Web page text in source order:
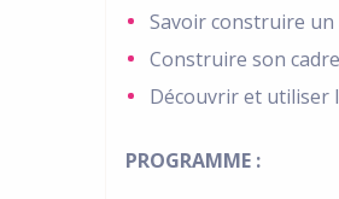
Savoir construire
Construire son
Découvrir et utiliser
PROGRAMME :